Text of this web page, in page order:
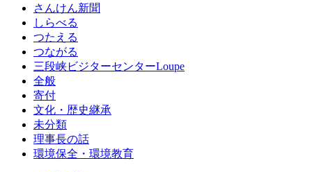
さんけん新聞
しらべる
つたえる
つながる
三段峡ビジターセンターLoupe
全般
寄付
文化・歴史継承
未分類
理事長の話
環境保全・環境教育